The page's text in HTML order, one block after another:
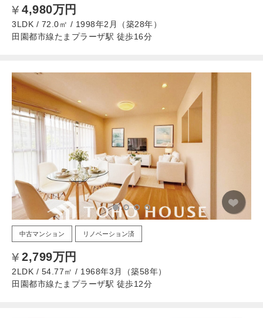
4,980万円
3LDK / 72.0㎡ / 1998年2月（築28年）
田園都市線たまプラーザ駅 徒歩16分
中古マンション リノベーション済
2,799万円
2LDK / 54.77㎡ / 1968年3月（築58年）
田園都市線たまプラーザ駅 徒歩12分